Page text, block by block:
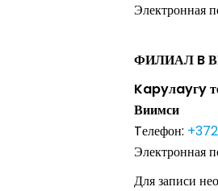
Электронная
ФИЛИАЛ BВ
Kapyлayгy
Виимси
Tелефон:
Электронная
Для записи